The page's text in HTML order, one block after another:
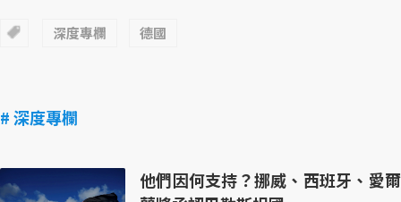
深度專欄 德國
# 深度專欄
他們因何支持？挪威、西班牙、愛爾